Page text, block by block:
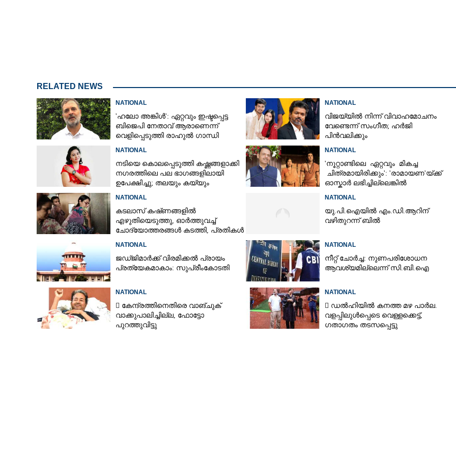
RELATED NEWS
NATIONAL
'ഹലോ അങ്കിൾ': ഏറ്റവും ഇഷ്ടപ്പെട്ട
ബിജെപി നേതാവ് ആരാണെന്ന്
വെളിപ്പെടുത്തി രാഹുൽ ഗാന്ധി
NATIONAL
വിജയ്‌യിൽ നിന്ന് വിവാഹമോചനം
വേണ്ടെന്ന് സംഗീത; ഹർജി
പിൻവലിക്കും
NATIONAL
നടിയെ കൊലപ്പെടുത്തി കഷ്ണങ്ങളാക്കി
നഗരത്തിലെ പല ഭാഗങ്ങളിലായി
ഉപേക്ഷിച്ചു; തലയും കയ്യും
NATIONAL
'നൂറ്റാണ്ടിലെ ഏറ്റവും മികച്ച
ചിത്രമായിരിക്കും': 'രാമായണ'യ്ക്ക്
ഓസ്കാ‌ർ ലഭിച്ചില്ലെങ്കിൽ
NATIONAL
കടലാസ് കഷ്‌ണങ്ങളിൽ
എഴുതിയെടുത്തു, ഓർത്തുവച്ച്
ചോദ്യോത്തരങ്ങൾ കടത്തി, പ്രതികൾ
NATIONAL
യു.പി.ഐയിൽ എം.ഡി.ആറിന്
വഴിതുറന്ന് ബിൽ
NATIONAL
ജഡ്‌ജിമാർക്ക് വിരമിക്കൽ പ്രായം
പ്രത്യേകമാകാം: സുപ്രീംകോടതി
NATIONAL
നീറ്റ് ചോർച്ച: നുണപരിശോധന
ആവശ്യമില്ലെന്ന് സി.ബി.ഐ
NATIONAL
 കേന്ദ്രത്തിനെതിരെ വാങ്‌ചുക്
വാക്കുപാലിച്ചില്ല, ഫോട്ടോ
പുറത്തുവിട്ടു
NATIONAL
 ഡൽഹിയിൽ കനത്ത മഴ പാർല.
വളപ്പിലുൾപ്പെടെ വെള്ളക്കെട്ട്,
ഗതാഗതം തടസപ്പെട്ടു